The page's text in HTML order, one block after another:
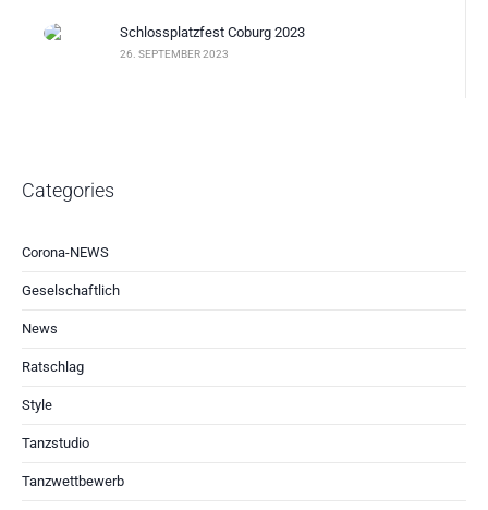
Schlossplatzfest Coburg 2023
26. SEPTEMBER 2023
Categories
Corona-NEWS
Geselschaftlich
News
Ratschlag
Style
Tanzstudio
Tanzwettbewerb